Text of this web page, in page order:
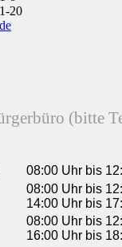
20
(bitte
08:00 Uhr bis
08:00 Uhr bis
14:00 Uhr bis
08:00 Uhr bis
16:00 Uhr bis